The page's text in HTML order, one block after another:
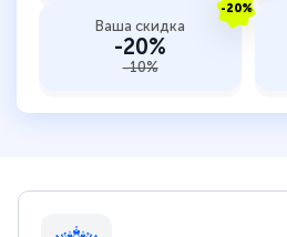
-20%
Ваша скидка
-20%
-10%